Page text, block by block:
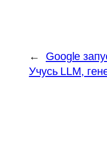
←
Google
Учусь LLM,